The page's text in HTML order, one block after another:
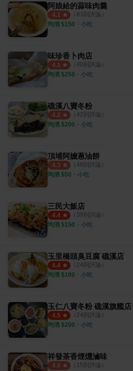
阿娘給的蒜味肉羹
4.1 （ 83則評論）
均消 $150 ・ 小吃
味珍香卜肉店
4.1 （ 40則評論）
均消 $250 ・ 小吃
礁溪八寶冬粉
4.2 （ 42則評論）
均消 $200 ・ 小吃
頂埔阿嬤蔥油餅
4.3 （ 48則評論）
均消 $50 ・ 小吃
三民大飯店
4.4 （ 39則評論）
均消 $150 ・ 小吃
玉里橋頭臭豆腐 礁溪店
4.4 （ 24則評論）
均消 $100 ・ 小吃
玉仁八寶冬粉 礁溪旗艦店
4.5 （ 24則評論）
均消 $200 ・ 小吃
祥發茶香煙燻滷味
4.0 （ 15則評論）